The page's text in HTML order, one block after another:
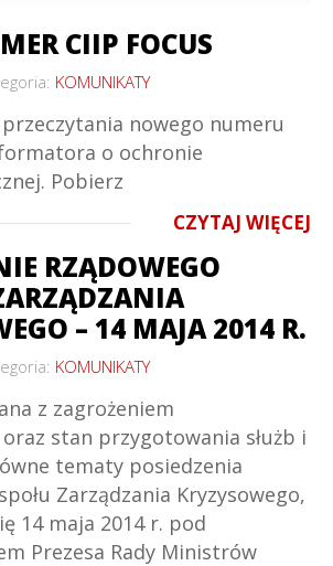
CIIP FOCUS
KOMUNIKATY
nowego numeru
o ochronie
Pobierz
CZYTAJ WIĘCEJ
RZĄDOWEGO
– 14 MAJA 2014 R.
KOMUNIKATY
z zagrożeniem
stan przygotowania służb i
tematy posiedzenia
Zarządzania Kryzysowego,
14 maja 2014 r. pod
Prezesa Rady Ministrów